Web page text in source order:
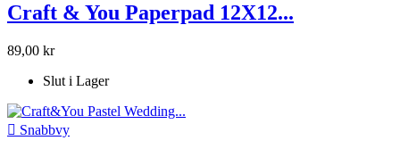
Craft & You Paperpad 12X12...
89,00 kr
Slut i Lager
 Snabbvy